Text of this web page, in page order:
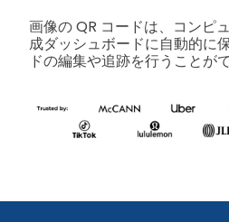
画像の QR コードは、コンピ
成ダッシュボードに自動的に
ドの編集や追跡を行うことが